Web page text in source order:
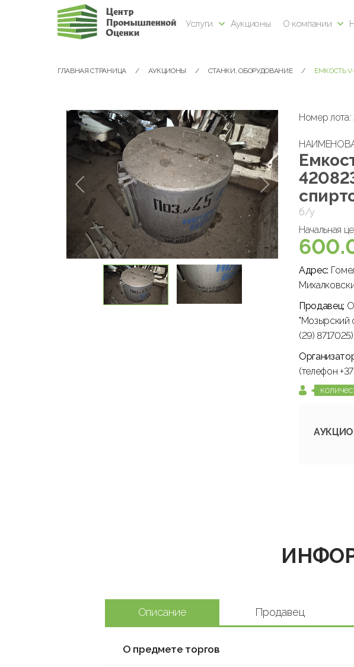
Услуги Аукционы О компании
ГЛАВНАЯ СТРАНИЦА АУКЦИОНЫ СТАНКИ, ОБОРУДОВАНИЕ ЕМКОСТЬ
Номер лота:
б/у
Начальная
Адрес:
Продавец:
"Мозырский
(29) 8717025)
(телефон
Описание Продавец
О предмете торгов